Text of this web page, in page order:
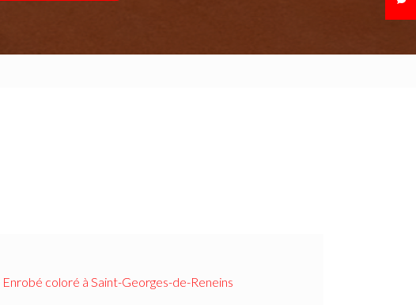
Enrobé coloré à Saint-Georges-de-Reneins